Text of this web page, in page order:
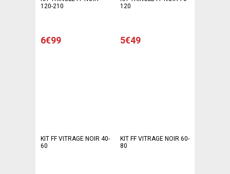
120-210
6€99
120
5€49
KIT FF VITRAGE NOIR 40-
60
KIT FF VITRAGE NOIR 60-
80